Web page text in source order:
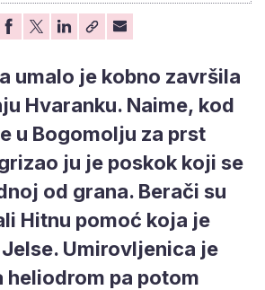
umalo je kobno završila
Hvaranku. Naime, kod
u Bogomolju za prst
ju je poskok koji se
od grana. Berači su
Hitnu pomoć koja je
Umirovljenica je
heliodrom pa potom